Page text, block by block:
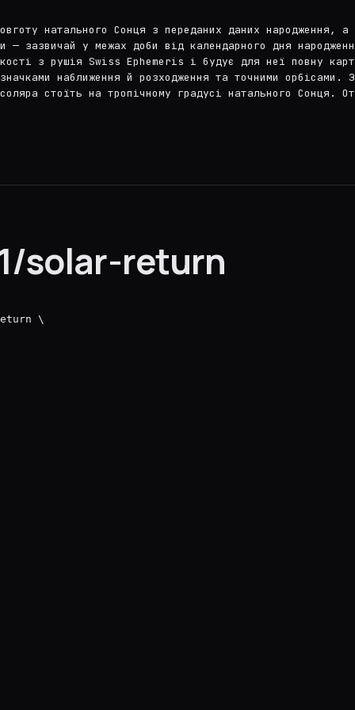
натального Сонця з переданих даних народження,
— зазвичай у межах доби від календарного дня
з рушія Swiss Ephemeris і будує для неї повну
наближення й розходження та точними орбісами.
стоїть на тропічному градусі натального Сонця.
solar-return
\